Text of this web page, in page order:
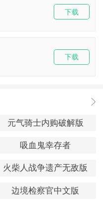
下载
下载
元气骑士内购破解版
吸血鬼幸存者
火柴人战争遗产无敌版
边境检察官中文版